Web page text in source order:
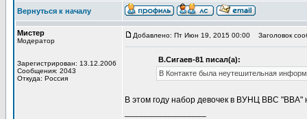
Вернуться к началу
Мистер
Модератор
Зарегистрирован: 13.12.2006
Сообщения: 2043
Откуда: Россия
Добавлено: Пт Июн 19, 2015 00:00 Заголовок
В.Сигаев-81 писал(а):
В Контакте была неутешительная
В этом году набор девочек в ВУНЦ ВВС "ВВА"